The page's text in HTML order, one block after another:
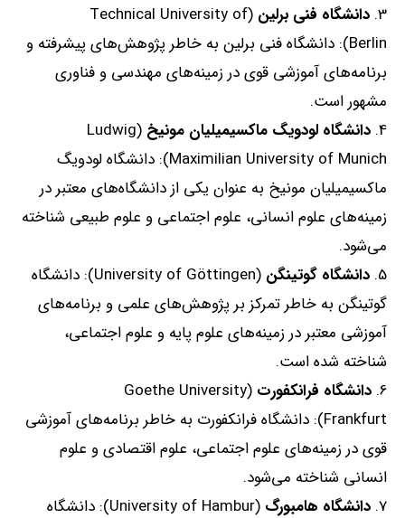
دانشگاه فنی برلین (Technical University of
Berlin):
دانشگاه فنی برلین به خاطر پژوهش‌های پیشرفته و
برنامه‌های آموزشی قوی در زمینه‌های مهندسی و فناوری
مشهور است.
دانشگاه لودویگ ماکسیمیلیان مونیخ (Ludwig
Maximilian University of Munich):
دانشگاه لودویگ
ماکسیمیلیان مونیخ به عنوان یکی از دانشگاه‌های معتبر در
زمینه‌های علوم انسانی، علوم اجتماعی و علوم طبیعی شناخته
می‌شود.
دانشگاه گوتینگن (University of Göttingen):
دانشگاه
گوتینگن به خاطر تمرکز بر پژوهش‌های علمی و برنامه‌های
آموزشی معتبر در زمینه‌های علوم پایه و علوم اجتماعی،
شناخته شده است.
دانشگاه فرانکفورت (Goethe University
Frankfurt):
دانشگاه فرانکفورت به خاطر برنامه‌های آموزشی
قوی در زمینه‌های علوم اجتماعی، علوم اقتصادی و علوم
انسانی شناخته می‌شود.
دانشگاه هامبورگ (University of Hambur):
دانشگاه